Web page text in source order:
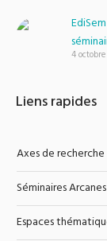
4
Liens rapides
Axes de recherche
Séminaires Arcanes
Espaces